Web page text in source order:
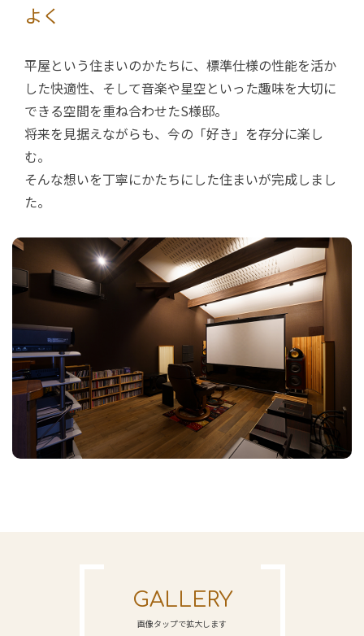
よく
平屋という住まいのかたちに、標準仕様の性能を活か
した快適性、そして音楽や星空といった趣味を大切に
できる空間を重ね合わせたS様邸。
将来を見据えながらも、今の「好き」を存分に楽し
む。
そんな想いを丁寧にかたちにした住まいが完成しまし
た。
GALLERY
画像タップで拡大します